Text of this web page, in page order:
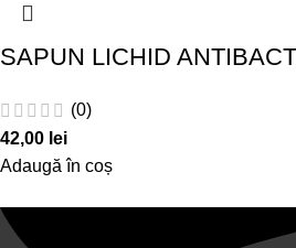
SAPUN LICHID
(0)
42,00 lei
Adaugă în coș